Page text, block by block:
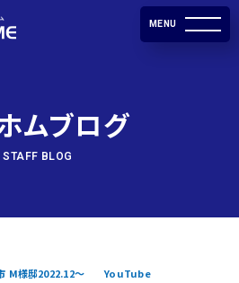
MENU
ムブログ
STAFF BLOG
M様邸2022.12～ YouTube